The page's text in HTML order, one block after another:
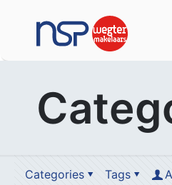
Categories Tags